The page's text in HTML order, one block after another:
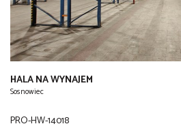
HALA NA WYNAJEM
Sosnowiec
PRO-HW-14018